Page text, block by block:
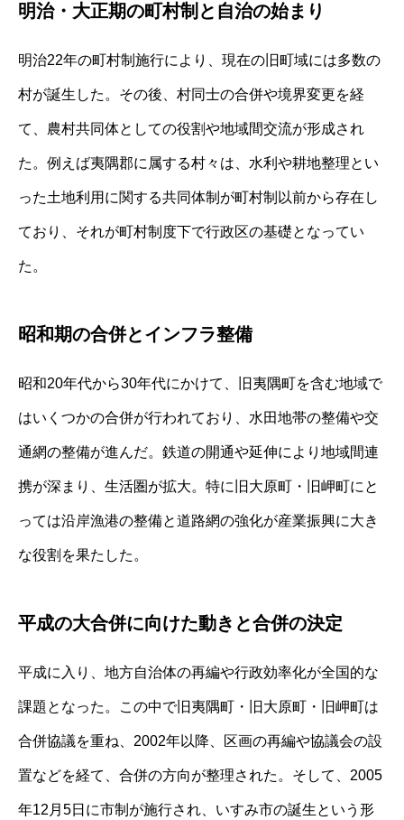
明治・大正期の町村制と自治の始まり
明治22年の町村制施行により、現在の旧町域には多数の
村が誕生した。その後、村同士の合併や境界変更を経
て、農村共同体としての役割や地域間交流が形成され
た。例えば夷隅郡に属する村々は、水利や耕地整理とい
った土地利用に関する共同体制が町村制以前から存在し
ており、それが町村制度下で行政区の基礎となってい
た。
昭和期の合併とインフラ整備
昭和20年代から30年代にかけて、旧夷隅町を含む地域で
はいくつかの合併が行われており、水田地帯の整備や交
通網の整備が進んだ。鉄道の開通や延伸により地域間連
携が深まり、生活圏が拡大。特に旧大原町・旧岬町にと
っては沿岸漁港の整備と道路網の強化が産業振興に大き
な役割を果たした。
平成の大合併に向けた動きと合併の決定
平成に入り、地方自治体の再編や行政効率化が全国的な
課題となった。この中で旧夷隅町・旧大原町・旧岬町は
合併協議を重ね、2002年以降、区画の再編や協議会の設
置などを経て、合併の方向が整理された。そして、2005
年12月5日に市制が施行され、いすみ市の誕生という形